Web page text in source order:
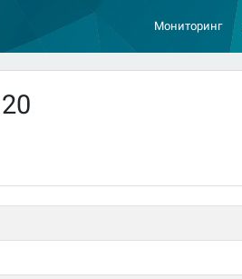
Мониторинг